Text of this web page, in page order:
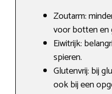
Zoutarm:
voor botten en
Eiwitrijk:
spieren.
Glutenvrij: bij
ook bij een